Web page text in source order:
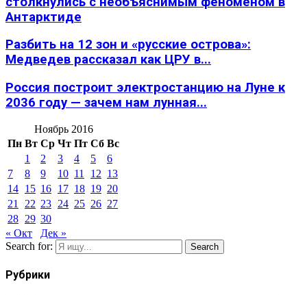
Антарктиде
Разбить на 12 зон и «русские острова»:
Медведев рассказал как ЦРУ в...
Россия построит электростанцию на Луне к
2036 году — зачем нам лунная...
Ноябрь 2016
Пн Вт Ср Чт Пт Сб Вс
1
2 3 4 5
6
7
8 9 10 11 12 13
14 15 16 17 18 19 20
21
22 23 24 25 26 27
28 29 30
« Окт
Дек »
Search for:
Search
Рубрики